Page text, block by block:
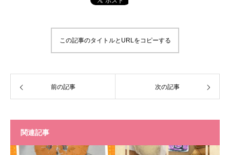
この記事のタイトルとURLをコピーする
前の記事 次の記事
関連記事